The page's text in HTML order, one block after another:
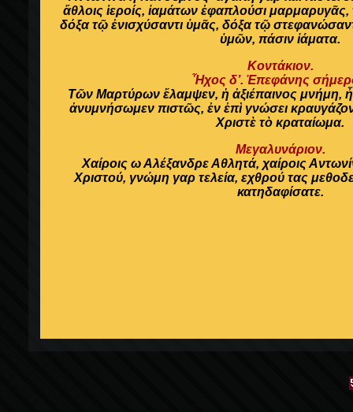
ἄθλοις ἱεροίς, ἰαμάτων ἐφαπλούσι
δόξα τῷ ἐνισχύσαντι ὑμᾶς, δόξα τῷ
ὑμῶν, πάσιν ἰάματα.
Κοντάκιον.
Ἦχος δ’. Ἐπεφάνης
Τῶν Μαρτύρων ἔλαμψεν, ἡ ἀξιέπαινος μνήμη,
ἀνυμνήσωμεν πιστῶς, ἐν ἐπὶ γνώσει
Χριστὲ τὸ κραταίωμα.
Μεγαλυνάριον.
Χαίροις ω Αλέξανδρε Αθλητά, χαίροις
Χριστού, γνώμη γαρ τελεία, εχθρού τας
κατηδαφίσατε.